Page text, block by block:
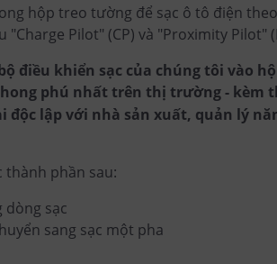
hộp treo tường để sạc ô tô điện
Pilot" (CP) và "Proximity
điều khiển sạc của chúng tôi vào
phú nhất trên thị trường - kèm
độc lập với nhà sản xuất, quản lý
thành phần sau:
dòng sạc
sang sạc một pha